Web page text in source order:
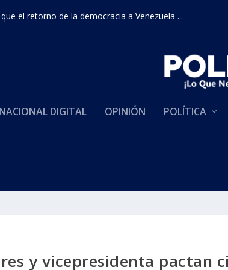
el retorno de la democracia a Venezuela ...
DIGITAL OPINIÓN POLÍTICA
y vicepresidenta pactan